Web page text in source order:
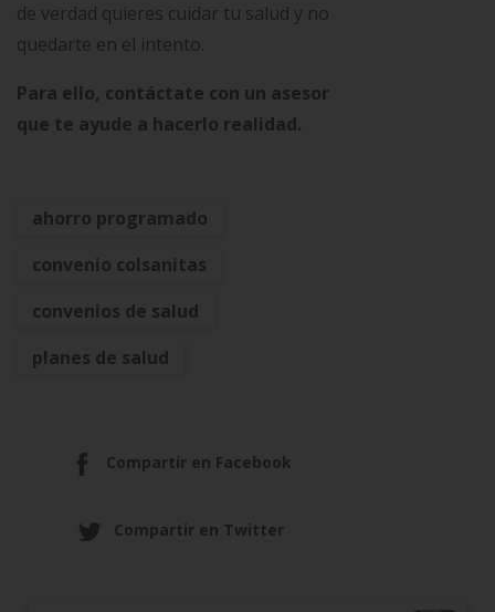
de verdad quieres cuidar tu salud y no
quedarte en el intento.
Para ello, contáctate con un asesor
que te ayude a hacerlo realidad.
ahorro programado
convenio colsanitas
convenios de salud
planes de salud
Compartir en Facebook
Compartir en Twitter